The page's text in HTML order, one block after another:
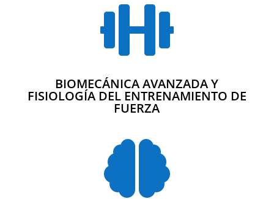

BIOMECÁNICA AVANZADA Y
FISIOLOGÍA DEL ENTRENAMIENTO DE
FUERZA
